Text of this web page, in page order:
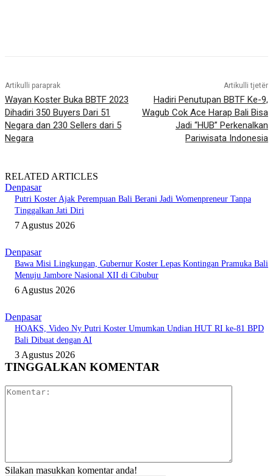
Artikulli paraprak
Wayan Koster Buka BBTF 2023
Dihadiri 350 Buyers Dari 51
Negara dan 230 Sellers dari 5
Negara
Artikulli tjetër
Hadiri Penutupan BBTF Ke-9,
Wagub Cok Ace Harap Bali Bisa
Jadi “HUB” Perkenalkan
Pariwisata Indonesia
RELATED ARTICLES
Denpasar
Putri Koster Ajak Perempuan Bali Berani Jadi Womenpreneur Tanpa
Tinggalkan Jati Diri
7 Agustus 2026
Denpasar
Bawa Misi Lingkungan, Gubernur Koster Lepas Kontingan Pramuka Bali
Menuju Jambore Nasional XII di Cibubur
6 Agustus 2026
Denpasar
HOAKS, Video Ny Putri Koster Umumkan Undian HUT RI ke-81 BPD
Bali Dibuat dengan AI
3 Agustus 2026
TINGGALKAN KOMENTAR
Silakan masukkan komentar anda!